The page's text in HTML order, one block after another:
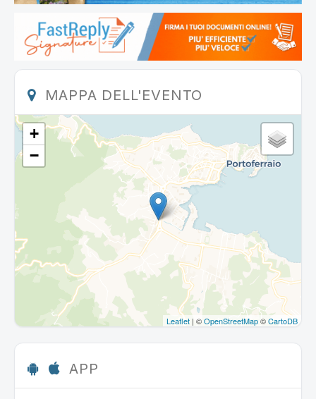
MAPPA DELL'EVENTO
+
−
Leaflet | ©OpenStreetMap©CartoDB
APP